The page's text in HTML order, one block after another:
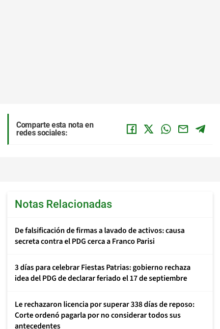
Comparte esta nota en
redes sociales:
Notas Relacionadas
De falsificación de firmas a lavado de activos: causa
secreta contra el PDG cerca a Franco Parisi
3 días para celebrar Fiestas Patrias: gobierno rechaza
idea del PDG de declarar feriado el 17 de septiembre
Le rechazaron licencia por superar 338 días de reposo:
Corte ordenó pagarla por no considerar todos sus
antecedentes